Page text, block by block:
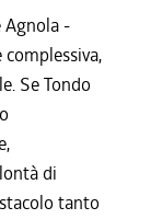
Agnola -
Se Tondo
di
tanto